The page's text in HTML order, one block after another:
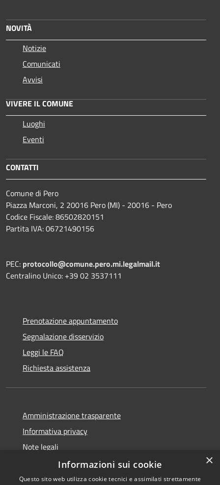
NOVITÀ
Notizie
Comunicati
Avvisi
VIVERE IL COMUNE
Luoghi
Eventi
CONTATTI
Comune di Pero
Piazza Marconi, 2 20016 Pero (MI) - 20016 - Pero
Codice Fiscale: 86502820151
Partita IVA: 06721490156
PEC: protocollo@comune.pero.mi.legalmail.it
Centralino Unico: +39 02 3537111
Prenotazione appuntamento
Segnalazione disservizio
Leggi le FAQ
Richiesta assistenza
Amministrazione trasparente
Informativa privacy
Note legali
Dichiarazione di accessibilità
×
Informazioni sui cookie
Questo sito web utilizza cookie tecnici e assimilati strettamente